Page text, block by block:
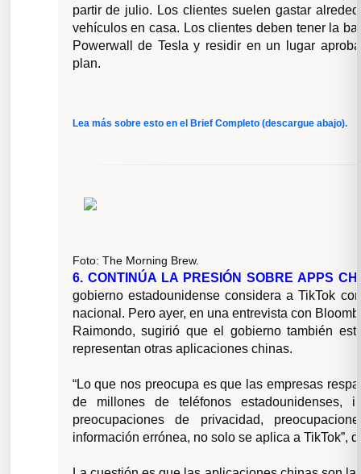
partir de julio. Los clientes suelen gastar
vehículos en casa. Los clientes deben tener la
Powerwall de Tesla y residir en un lugar
plan.
Lea más sobre esto en el Brief Completo (descargue abajo).
Foto: The Morning Brew.
6. CONTINÚA LA PRESIÓN SOBRE APPS
gobierno estadounidense considera a TikTok
nacional. Pero ayer, en una entrevista con
Raimondo, sugirió que el gobierno también
representan otras aplicaciones chinas.
“Lo que nos preocupa es que las empresas
de millones de teléfonos estadounidenses,
preocupaciones de privacidad,
información errónea, no solo se aplica a TikTok”,